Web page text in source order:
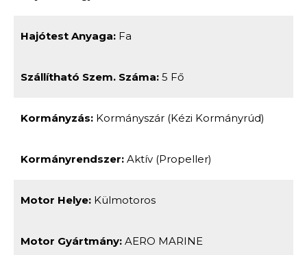
Hajótest Anyaga: Fa
Szállítható Szem. Száma: 5 Fő
Kormányzás: Kormányszár (kézi Kormányrúd)
Kormányrendszer: Aktív (propeller)
Motor Helye: Külmotoros
Motor Gyártmány: AERO MARINE